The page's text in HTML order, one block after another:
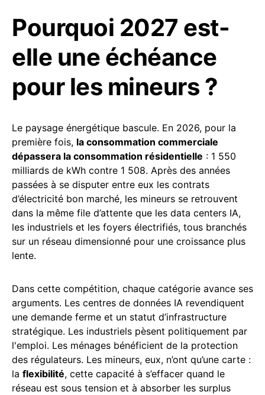
Pourquoi 2027 est-
elle une échéance
pour les mineurs ?
Le paysage énergétique bascule. En 2026, pour la
première fois, la consommation commerciale
dépassera la consommation résidentielle : 1 550
milliards de kWh contre 1 508. Après des années
passées à se disputer entre eux les contrats
d’électricité bon marché, les mineurs se retrouvent
dans la même file d’attente que les data centers IA,
les industriels et les foyers électrifiés, tous branchés
sur un réseau dimensionné pour une croissance plus
lente.
Dans cette compétition, chaque catégorie avance ses
arguments. Les centres de données IA revendiquent
une demande ferme et un statut d’infrastructure
stratégique. Les industriels pèsent politiquement par
l'emploi. Les ménages bénéficient de la protection
des régulateurs. Les mineurs, eux, n’ont qu’une carte :
la flexibilité, cette capacité à s’effacer quand le
réseau est sous tension et à absorber les surplus